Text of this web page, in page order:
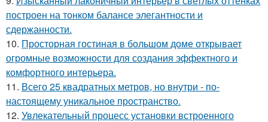
построен на тонком балансе элегантности и
сдержанности.
10. Просторная гостиная в большом доме открывает
огромные возможности для создания эффектного и
комфортного интерьера.
11. Всего 25 квадратных метров, но внутри - по-
настоящему уникальное пространство.
12. Увлекательный процесс установки встроенного